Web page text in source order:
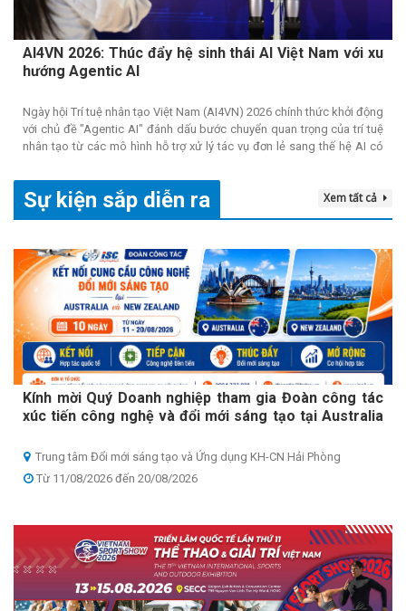
AI4VN 2026: Thúc đẩy hệ sinh thái AI Việt Nam với xu
hướng Agentic AI
Ngày hội Trí tuệ nhân tạo Việt Nam (AI4VN) 2026 chính thức khởi động
với chủ đề "Agentic AI" đánh dấu bước chuyển quan trọng của trí tuệ
nhân tạo từ các mô hình hỗ trợ xử lý tác vụ đơn lẻ sang thế hệ AI có
hiện các nhiệm vụ phức tạp. Sự kiện tiếp tục khẳng định vai trò là diễn
đàn uy tín kết nối cơ quan quản lý, doanh nghiệp, viện nghiên cứu,
trường đại học và cộng đồng công nghệ nhằm thúc đẩy phát triển hệ
nhân tạo trở thành động lực tăng trưởng mới của nền kinh tế số.
Sự kiện sắp diễn ra Xem tất cả
Kính mời Quý Doanh nghiệp tham gia Đoàn công tác
xúc tiến công nghệ và đổi mới sáng tạo tại Australia
Trung tâm Đổi mới sáng tạo và Ứng dụng KH-CN Hải Phòng
Từ 11/08/2026 đến 20/08/2026